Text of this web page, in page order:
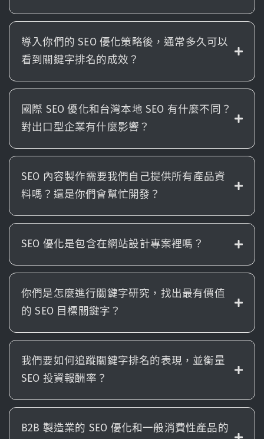
導入你們的 SEO 優化策略後，通常多久可以
看到關鍵字排名的成效？
國際 SEO 優化和台灣本地 SEO 有什麼不同？
對出口型企業有什麼影響？
SEO 內容製作需要我們自己提供所有產品資
料嗎？還是你們會幫忙開發？
SEO 優化是包含在網站設計專案裡嗎？
你們是怎麼進行關鍵字研究，找出最有價值
的 SEO 目標關鍵字？
我們要如何追蹤關鍵字排名的表現，並衡量
SEO 投資報酬率？
B2B 製造業的 SEO 優化和一般消費性產品的